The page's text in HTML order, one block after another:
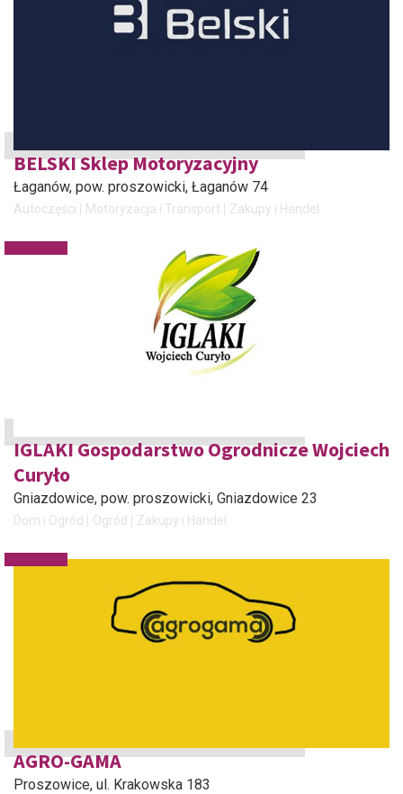
BELSKI Sklep Motoryzacyjny
Łaganów, pow. proszowicki, Łaganów 74
Autoczęści Motoryzacja i Transport Zakupy i Handel
IGLAKI Gospodarstwo Ogrodnicze Wojciech
Curyło
Gniazdowice, pow. proszowicki, Gniazdowice 23
Dom i Ogród Ogród Zakupy i Handel
AGRO-GAMA
Proszowice, ul. Krakowska 183